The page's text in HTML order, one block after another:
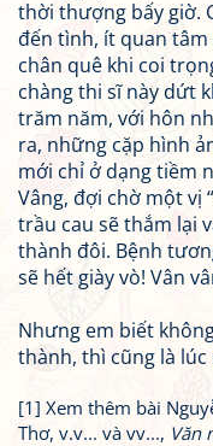
thời thượng bấy giờ.
đến tình, ít quan tâm
chân quê khi coi
chàng thi sĩ này dứt
trăm năm, với hôn
ra, những cặp hình
mới chỉ ở dạng tiềm
Vâng, đợi chờ một vị
trầu cau sẽ thắm lại
thành đôi. Bệnh
sẽ hết giày vò! Vân
Nhưng em biết
thành, thì cũng là
[1] Xem thêm bài
Thơ, v.v... và vv..., Văn